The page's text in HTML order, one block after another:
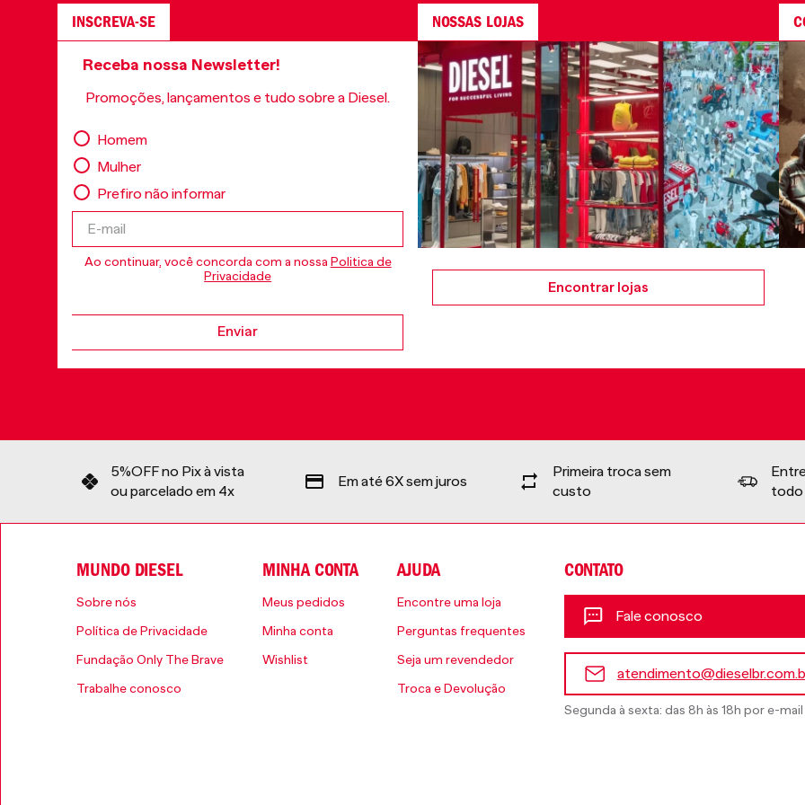
INSCREVA-SE
Receba nossa Newsletter!
Promoções, lançamentos e tudo sobre a Diesel.
Homem
Mulher
Prefiro não informar
Ao continuar, você concorda com a nossa Politica de
Privacidade
Enviar
NOSSAS LOJAS
Encontrar lojas
5%OFF no Pix à vista
ou parcelado em 4x
Em até 6X sem juros
Primeira troca sem
custo
todo
MUNDO DIESEL
Sobre nós
Política de Privacidade
Fundação Only The Brave
Trabalhe conosco
MINHA CONTA
Meus pedidos
Minha conta
Wishlist
AJUDA
Encontre uma loja
Perguntas frequentes
Seja um revendedor
Troca e Devolução
CONTATO
Fale conosco
Segunda à sexta: das 8h às 18h por e-mail